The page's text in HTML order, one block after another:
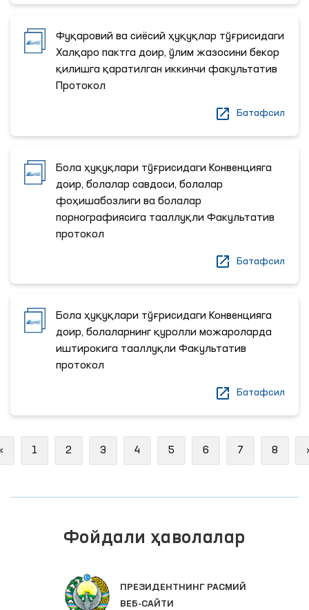
Фуқаровий ва сиёсий ҳуқуқлар тўғрисидаги
Халқаро пактга доир, ўлим жазосини бекор
қилишга қаратилган иккинчи факультатив
Протокол
Батафсил
Бола ҳуқуқлари тўғрисидаги Конвенцияга
доир, болалар савдоси, болалар
фоҳишабозлиги ва болалар
порнографиясига тааллуқли Факультатив
протокол
Батафсил
Бола ҳуқуқлари тўғрисидаги Конвенцияга
доир, болаларнинг қуролли можароларда
иштирокига тааллуқли Факультатив
протокол
Батафсил
Previous
1 2 3 4 5 6 7 8
Фойдали ҳаволалар
ПРЕЗИДЕНТНИНГ РАСМИЙ
ВЕБ-САЙТИ